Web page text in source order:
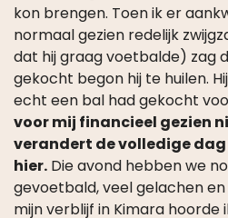
normaal gezien redelijk
dat hij graag voetbalde) zag
gekocht begon hij te huilen.
echt een bal had gekocht
voor mij financieel gezien
verandert de volledige dag
hier.Die avond hebben we
gevoetbald, veel gelachen en
mijn verblijf in Kimara hoorde
de tuin vanuit mijn kamer.